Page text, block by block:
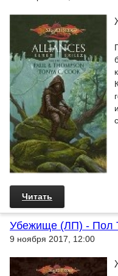
Читать
Убежище (ЛП) - Пол
9 ноября 2017, 12:00